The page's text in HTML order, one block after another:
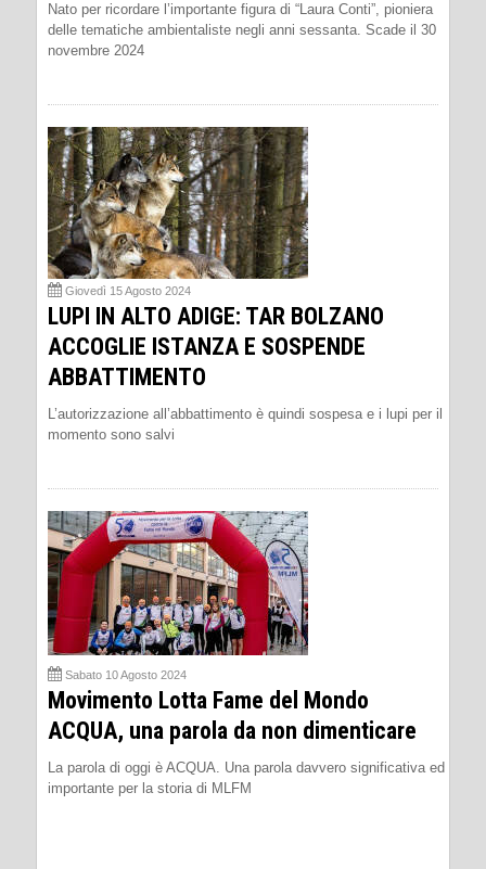
Nato per ricordare l’importante figura di “Laura Conti”, pioniera
delle tematiche ambientaliste negli anni sessanta. Scade il 30
novembre 2024
Giovedì 15 Agosto 2024
LUPI IN ALTO ADIGE: TAR BOLZANO
ACCOGLIE ISTANZA E SOSPENDE
ABBATTIMENTO
L’autorizzazione all’abbattimento è quindi sospesa e i lupi per il
momento sono salvi
Sabato 10 Agosto 2024
Movimento Lotta Fame del Mondo
ACQUA, una parola da non dimenticare
La parola di oggi è ACQUA. Una parola davvero significativa ed
importante per la storia di MLFM